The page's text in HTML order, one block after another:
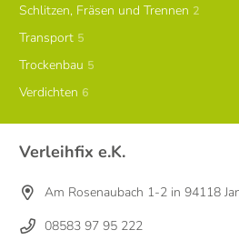
Schlitzen, Fräsen und Trennen 2
Transport 5
Trockenbau 5
Verdichten 6
Verleihfix e.K.
Am Rosenaubach 1-2 in 94118
08583 97 95 222